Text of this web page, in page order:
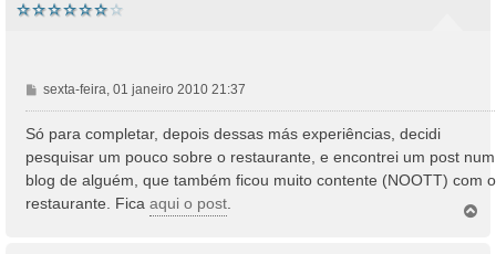
M
e
n
a
g
e
sexta-feira, 01 janeiro 2010 21:37
Só para completar, depois dessas más experiências, decidi
pesquisar um pouco sobre o restaurante, e encontrei um post num
blog de alguém, que também ficou muito contente (NOOTT) com o
restaurante. Fica aqui o post